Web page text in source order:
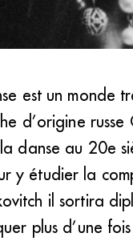
est un monde
d’origine russe
danse au 20e
y étudier la
il sortira
plus d’une